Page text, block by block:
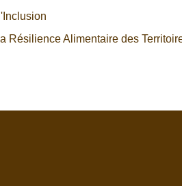
Résilience Alimentaire des